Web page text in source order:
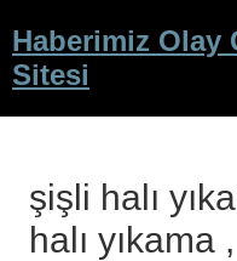
geçHaberimiz Olay
Sitesi
şişli halı
halı yıkama